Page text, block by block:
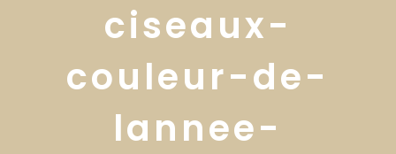
ciseaux-
couleur-de-
lannee-